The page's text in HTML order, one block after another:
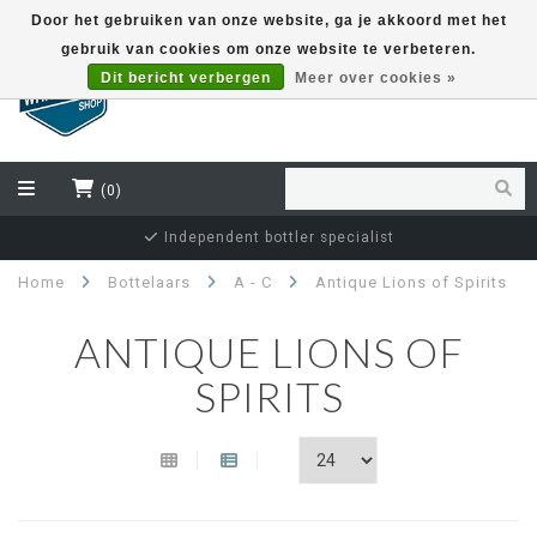
(0)
Independent bottler specialist
Home Bottelaars A - C Antique Lions of Spirits
ANTIQUE LIONS OF
SPIRITS
Door het gebruiken van onze website, ga je akkoord met het
gebruik van cookies om onze website te verbeteren.
Dit bericht verbergen
Meer over cookies »